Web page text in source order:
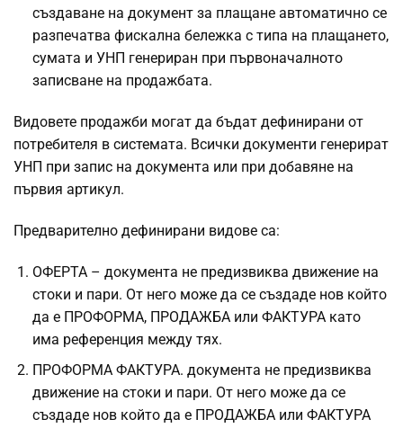
създаване на документ за плащане автоматично се
разпечатва фискална бележка с типа на плащането,
сумата и УНП генериран при първоначалното
записване на продажбата.
Видовете продажби могат да бъдат дефинирани от
потребителя в системата. Всички документи генерират
УНП при запис на документа или при добавяне на
първия артикул.
Предварително дефинирани видове са:
ОФЕРТА – документа не предизвиква движение на
стоки и пари. От него може да се създаде нов който
да е ПРОФОРМА, ПРОДАЖБА или ФАКТУРА като
има референция между тях.
ПРОФОРМА ФАКТУРА. документа не предизвиква
движение на стоки и пари. От него може да се
създаде нов който да е ПРОДАЖБА или ФАКТУРА